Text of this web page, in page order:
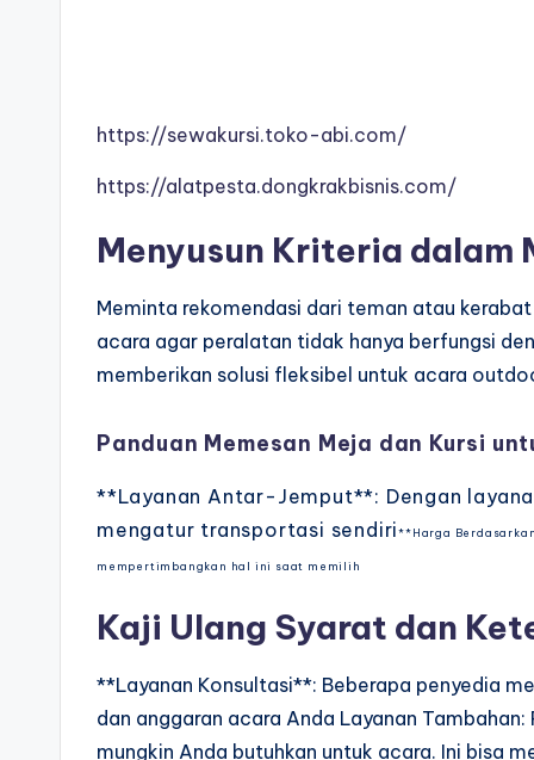
https://sewakursi.toko-abi.com/
https://alatpesta.dongkrakbisnis.com/
Menyusun Kriteria dalam
Meminta rekomendasi dari teman atau
acara agar peralatan tidak hanya berfungsi
memberikan solusi fleksibel untuk acara
Panduan Memesan Meja dan Kursi
**Layanan Antar-Jemput**: Dengan
mengatur transportasi sendiri**Harga
mempertimbangkan hal ini saat memilih
Kaji Ulang Syarat dan
**Layanan Konsultasi**: Beberapa penyedia
dan anggaran acara Anda Layanan
mungkin Anda butuhkan untuk acara. Ini bisa